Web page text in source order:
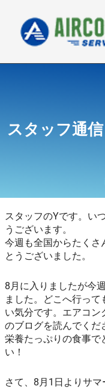
キ
スタッフ通
スタッフのYです。い
うございます。
今週も全国からたくさ
とうございました。
8月に入りましたが今
ました。どこへ行っ
い気分です。エアコン
のブログを読んでくだ
栄養たっぷりの食事で
い！
さて、8月1日よりサマ